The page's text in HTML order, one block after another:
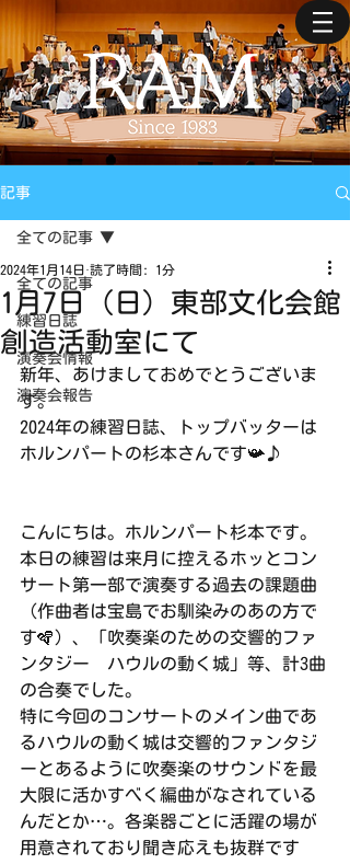
記事
全ての記事
練習日誌
演奏会情報
演奏会報告
全ての記事
1月7日（日）東部文化会館
創造活動室にて
2024年1月14日 読了時間: 1分
新年、あけましておめでとうございま
す。
2024年の練習日誌、トップバッターは
ホルンパートの杉本さんです📯♪
こんにちは。ホルンパート杉本です。
本日の練習は来月に控えるホッとコン
サート第一部で演奏する過去の課題曲
（作曲者は宝島でお馴染みのあの方で
す🪇）、「吹奏楽のための交響的ファ
ンタジー　ハウルの動く城」等、計3曲
の合奏でした。
特に今回のコンサートのメイン曲であ
るハウルの動く城は交響的ファンタジ
ーとあるように吹奏楽のサウンドを最
大限に活かすべく編曲がなされている
んだとか…。各楽器ごとに活躍の場が
用意されており聞き応えも抜群です